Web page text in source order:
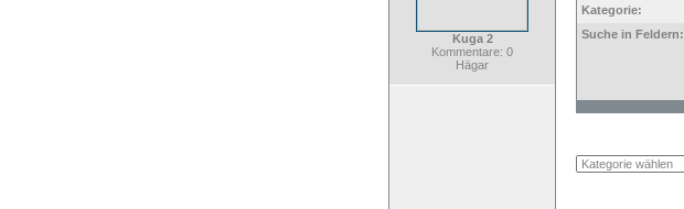
Kuga 2
Kommentare: 0
Hägar
Kategorie:
Suche in Feldern: